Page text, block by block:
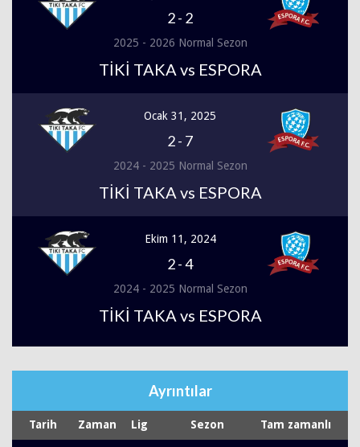
2- 2
2025 - 2026 Normal Sezon
TİKİ TAKA vs ESPORA
Ocak 31, 2025
2- 7
2024 - 2025 Normal Sezon
TİKİ TAKA vs ESPORA
Ekim 11, 2024
2-4
2024 - 2025 Normal Sezon
TİKİ TAKA vs ESPORA
Ayrıntılar
Tarih Zaman Lig Sezon Tam zamanlı